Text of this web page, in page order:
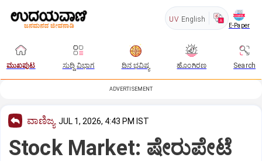
UV English
E-Paper
ಮುಖಪುಟ ಸುದ್ದಿ ವಿಭಾಗ ದಿನ ಭವಿಷ್ಯ ಹೊಂಗಿರಣ Search
ADVERTISEMENT
ವಾಣಿಜ್ಯ JUL 1, 2026, 4:43 PM IST
Stock Market: ಷೇರುಪೇಟೆ